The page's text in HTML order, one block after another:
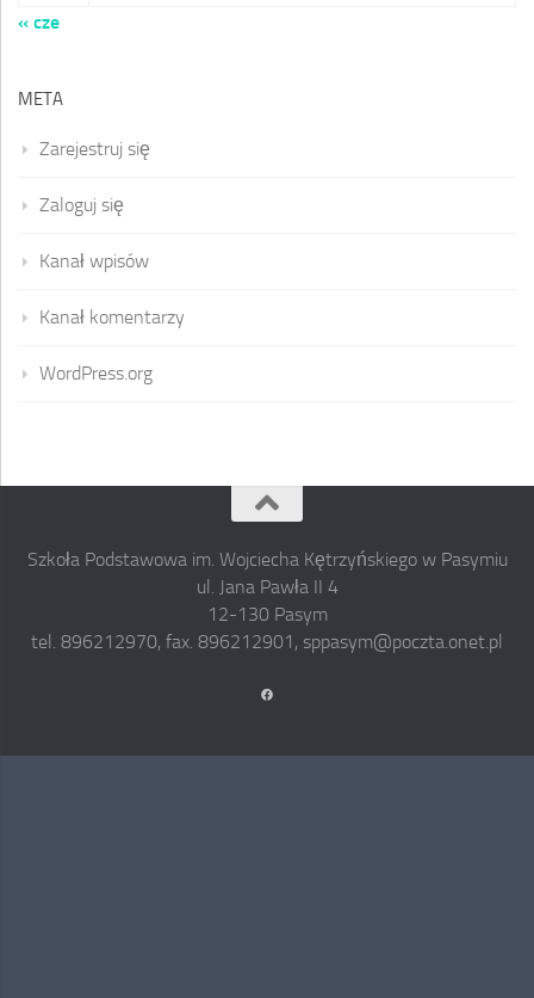
« cze
META
Zarejestruj się
Zaloguj się
Kanał wpisów
Kanał komentarzy
WordPress.org
Szkoła Podstawowa im. Wojciecha Kętrzyńskiego w Pasymiu
ul. Jana Pawła II 4
12-130 Pasym
tel. 896212970, fax. 896212901, sppasym@poczta.onet.pl